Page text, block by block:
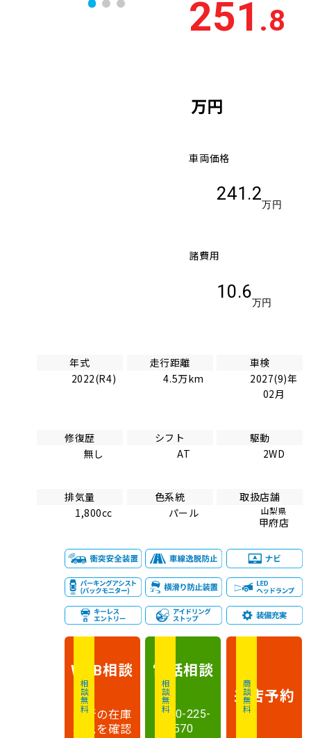
251 .8
万円
車両価格
241.2
万円
諸費用
10.6
万円
年式
2022(R4)
走行距離
4.5万km
車検
2027(9)年
02月
修復歴
無し
シフト
AT
駆動
2WD
排気量
1,800cc
色系統
パール
取扱店舗
山梨県
甲府店
相談無料
WEB相談
最新の在庫
状況を確認
相談無料
電話相談
0120-225-
570
商談無料
来店予約